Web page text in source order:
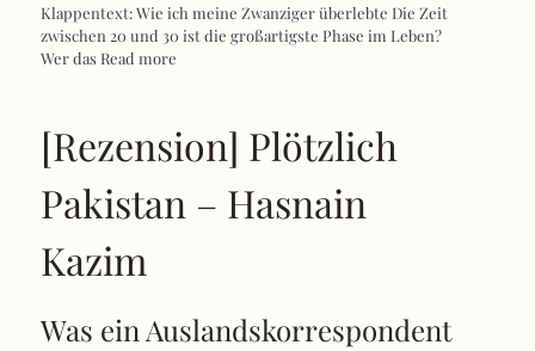
Klappentext: Wie ich meine Zwanziger überlebte Die Zeit
zwischen 20 und 30 ist die großartigste Phase im Leben?
Wer das Read more
[Rezension] Plötzlich
Pakistan – Hasnain
Kazim
Was ein Auslandskorrespondent